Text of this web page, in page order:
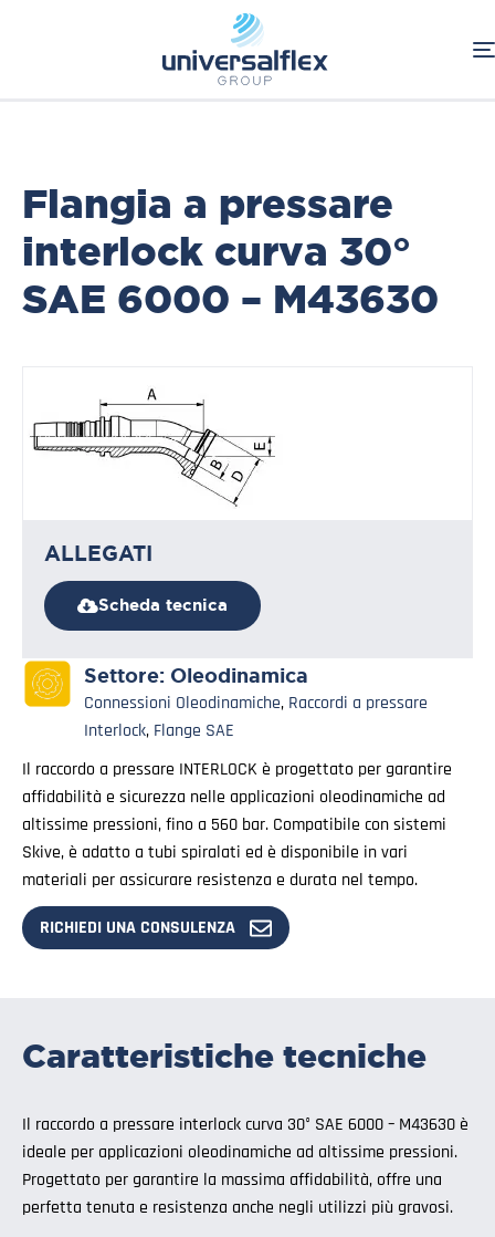
Connessioni Oleodinamiche
Raccordi a pressare Interlock
Flange SAE
Flangia a pressare
interlock curva 30°
SAE 6000 – M43630
ALLEGATI
Scheda tecnica
Settore: Oleodinamica
Connessioni Oleodinamiche, Raccordi a pressare
Interlock, Flange SAE
Il raccordo a pressare INTERLOCK è progettato per garantire
affidabilità e sicurezza nelle applicazioni oleodinamiche ad
altissime pressioni, fino a 560 bar. Compatibile con sistemi
Skive, è adatto a tubi spiralati ed è disponibile in vari
materiali per assicurare resistenza e durata nel tempo.
RICHIEDI UNA CONSULENZA
Caratteristiche tecniche
Il raccordo a pressare interlock curva 30° SAE 6000 – M43630 è
ideale per applicazioni oleodinamiche ad altissime pressioni.
Progettato per garantire la massima affidabilità, offre una
perfetta tenuta e resistenza anche negli utilizzi più gravosi.